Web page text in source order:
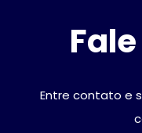
Entre contato e